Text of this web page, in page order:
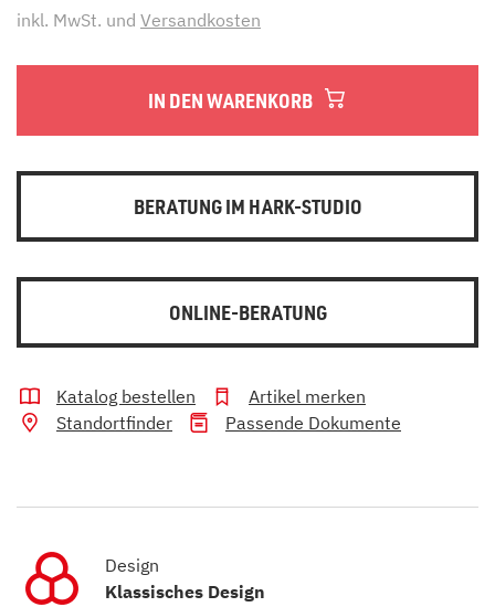
inkl. MwSt. und Versandkosten
IN DEN WARENKORB
BERATUNG IM HARK-STUDIO
ONLINE-BERATUNG
Katalog bestellen
Artikel merken
Standortfinder
Passende Dokumente
Design
Klassisches Design